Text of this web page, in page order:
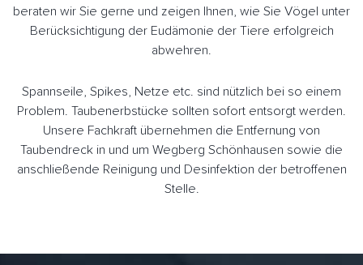
beraten wir Sie gerne und zeigen Ihnen, wie Sie Vögel unter
Berücksichtigung der Eudämonie der Tiere erfolgreich
abwehren.
Spannseile, Spikes, Netze etc. sind nützlich bei so einem
Problem. Taubenerbstücke sollten sofort entsorgt werden.
Unsere Fachkraft übernehmen die Entfernung von
Taubendreck in und um Wegberg Schönhausen sowie die
anschließende Reinigung und Desinfektion der betroffenen
Stelle.